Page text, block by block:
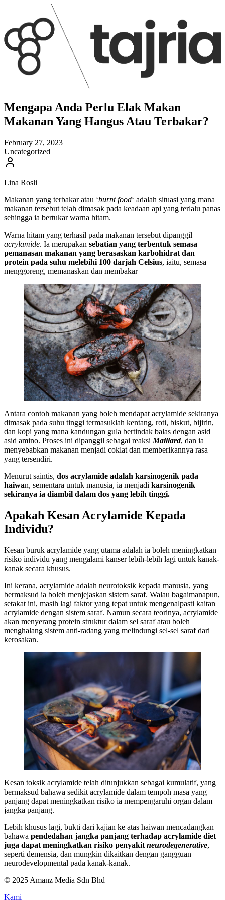
Mengapa Anda Perlu Elak Makan
Makanan Yang Hangus Atau Terbakar?
February 27, 2023
Uncategorized
Lina Rosli
Makanan yang terbakar atau ‘burnt food‘ adalah situasi yang mana
makanan tersebut telah dimasak pada keadaan api yang terlalu panas
sehingga ia bertukar warna hitam.
Warna hitam yang terhasil pada makanan tersebut dipanggil
acrylamide. Ia merupakan sebatian yang terbentuk semasa
pemanasan makanan yang berasaskan karbohidrat dan
protein pada suhu melebihi 100 darjah Celsius, iaitu, semasa
menggoreng, memanaskan dan membakar
Antara contoh makanan yang boleh mendapat acrylamide sekiranya
dimasak pada suhu tinggi termasuklah kentang, roti, biskut, bijirin,
dan kopi yang mana kandungan gula bertindak balas dengan asid
asid amino. Proses ini dipanggil sebagai reaksi Maillard, dan ia
menyebabkan makanan menjadi coklat dan memberikannya rasa
yang tersendiri.
Menurut saintis, dos acrylamide adalah karsinogenik pada
haiwan, sementara untuk manusia, ia menjadi karsinogenik
sekiranya ia diambil dalam dos yang lebih tinggi.
Apakah Kesan Acrylamide Kepada
Individu?
Kesan buruk acrylamide yang utama adalah ia boleh meningkatkan
risiko individu yang mengalami kanser lebih-lebih lagi untuk kanak-
kanak secara khusus.
Ini kerana, acrylamide adalah neurotoksik kepada manusia, yang
bermaksud ia boleh menjejaskan sistem saraf. Walau bagaimanapun,
setakat ini, masih lagi faktor yang tepat untuk mengenalpasti kaitan
acrylamide dengan sistem saraf. Namun secara teorinya, acrylamide
akan menyerang protein struktur dalam sel saraf atau boleh
menghalang sistem anti-radang yang melindungi sel-sel saraf dari
kerosakan.
Kesan toksik acrylamide telah ditunjukkan sebagai kumulatif, yang
bermaksud bahawa sedikit acrylamide dalam tempoh masa yang
panjang dapat meningkatkan risiko ia mempengaruhi organ dalam
jangka panjang.
Lebih khusus lagi, bukti dari kajian ke atas haiwan mencadangkan
bahawa pendedahan jangka panjang terhadap acrylamide diet
juga dapat meningkatkan risiko penyakit neurodegenerative,
seperti demensia, dan mungkin dikaitkan dengan gangguan
neurodevelopmental pada kanak-kanak.
© 2025 Amanz Media Sdn Bhd
Kami